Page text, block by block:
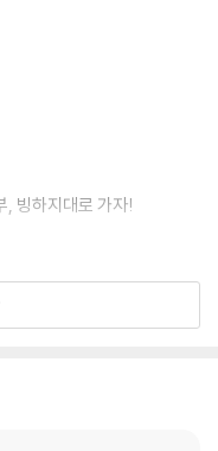
, 빙하지대로 가자!
무지대로 가자!